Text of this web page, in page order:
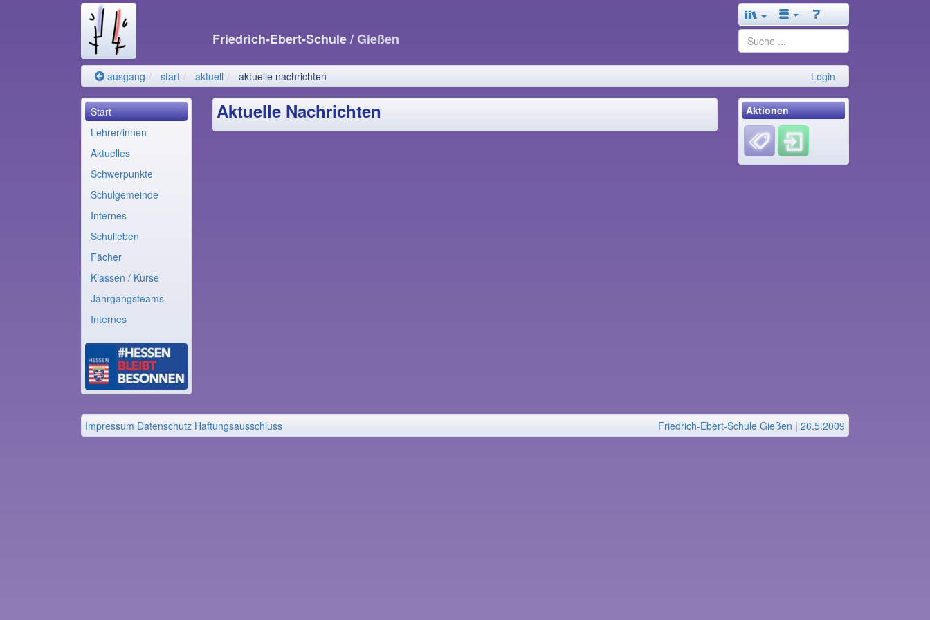
Friedrich-Ebert-Schule/ Gießen
ausgang start aktuell aktuelle nachrichten Login
Start
Lehrer/innen
Aktuelles
Schwerpunkte
Schulgemeinde
Internes
Schulleben
Fächer
Klassen / Kurse
Jahrgangsteams
Internes
Aktuelle Nachrichten Aktionen
Impressum Datenschutz Haftungsausschluss Friedrich-Ebert-Schule Gießen | 26.5.2009